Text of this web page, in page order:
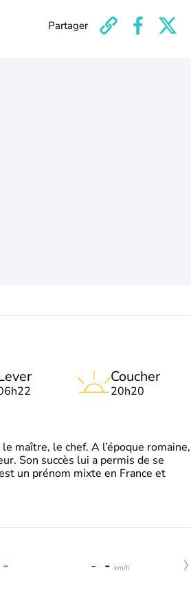
Partager
Coucher
20h20
maître, le chef. A l’époque romaine,
Son succès lui a permis de se
un prénom mixte en France et
- - - km/h